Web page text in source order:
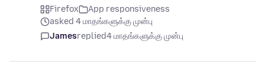
Firefox
App responsiveness
asked 4 மாதங்களுக்கு முன்பு
Jamesreplied4 மாதங்களுக்கு முன்பு